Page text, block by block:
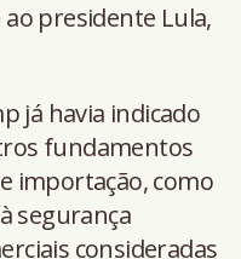
presidente Lula,
já havia indicado
fundamentos
importação, como
segurança
consideradas